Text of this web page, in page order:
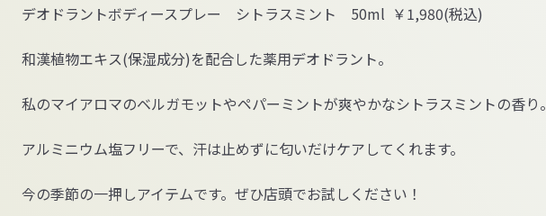
デオドラントボディースプレー シトラスミント 50ml ￥1,980(税込)
和漢植物エキス(保湿成分)を配合した薬用デオドラント。
私のマイアロマのベルガモットやペパーミントが爽やかなシトラスミントの香り。
アルミニウム塩フリーで、汗は止めずに匂いだけケアしてくれます。
今の季節の一押しアイテムです。ぜひ店頭でお試しください！